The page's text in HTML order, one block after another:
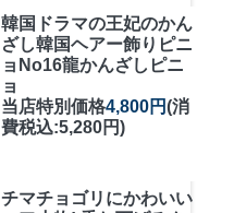
韓国ドラマの王妃のかん
ざし韓国ヘアー飾りピニ
ョNo16龍かんざしピニ
ョ
当店特別価格4,800円(消
費税込:5,280円)
チマチョゴリにかわいい